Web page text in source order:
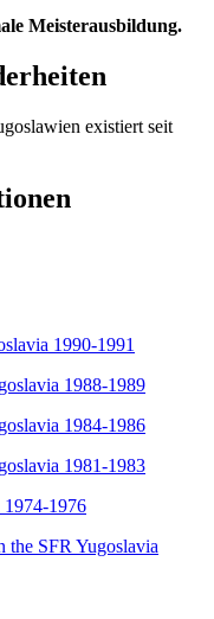
Meisterausbildung.
existiert seit
1990-1991
1988-1989
1984-1986
1981-1983
1976
the SFR Yugoslavia